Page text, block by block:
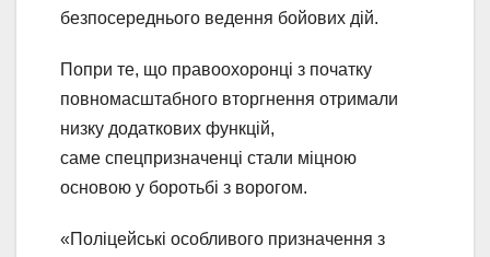
безпосереднього ведення бойових дій.
Попри те, що правоохоронці з початку
повномасштабного вторгнення отримали
низку додаткових функцій,
саме спецпризначенці стали міцною
основою у боротьбі з ворогом.
«Поліцейські особливого призначення з